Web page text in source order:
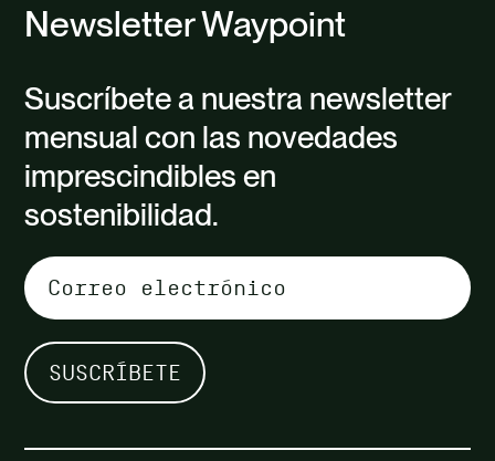
Newsletter Waypoint
Suscríbete a nuestra newsletter
mensual con las novedades
imprescindibles en
sostenibilidad.